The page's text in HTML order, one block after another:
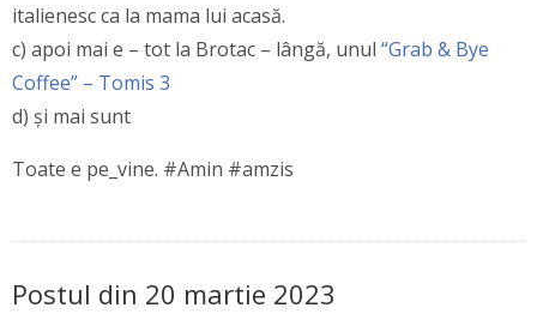
italienesc ca la mama lui acasă.
c) apoi mai e – tot la Brotac – lângă, unul “Grab & Bye
Coffee” – Tomis 3
d) și mai sunt
Toate e pe_vine. #Amin #amzis
Postul din 20 martie 2023